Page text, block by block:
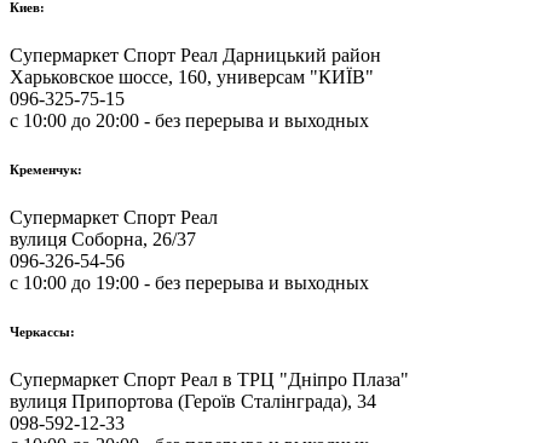
Киев:
Супермаркет Спорт Реал Дарницький район
Харьковское шоссе, 160, универсам "КИЇВ"
096-325-75-15
с 10:00 до 20:00 - без перерыва и выходных
Кременчук:
Супермаркет Спорт Реал
вулиця Соборна, 26/37
096-326-54-56
с 10:00 до 19:00 - без перерыва и выходных
Черкассы:
Супермаркет Спорт Реал в ТРЦ "Дніпро Плаза"
вулиця Припортова (Героїв Сталінграда), 34
098-592-12-33